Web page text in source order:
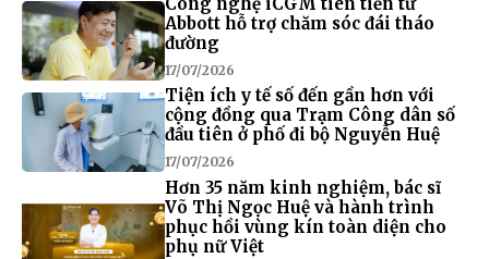
Công nghệ iCGM tiên tiến từ
Abbott hỗ trợ chăm sóc đái tháo
đường
17/07/2026
Tiện ích y tế số đến gần hơn với
cộng đồng qua Trạm Công dân số
đầu tiên ở phố đi bộ Nguyễn Huệ
17/07/2026
Hơn 35 năm kinh nghiệm, bác sĩ
Võ Thị Ngọc Huệ và hành trình
phục hồi vùng kín toàn diện cho
phụ nữ Việt